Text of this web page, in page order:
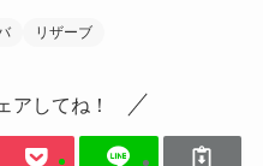
リザーブ
アしてね！